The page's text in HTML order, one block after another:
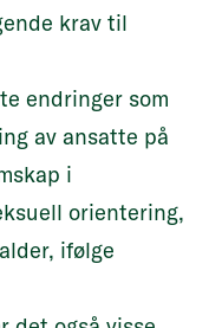
krav til
endringer som
av ansatte på
i
orientering,
ifølge